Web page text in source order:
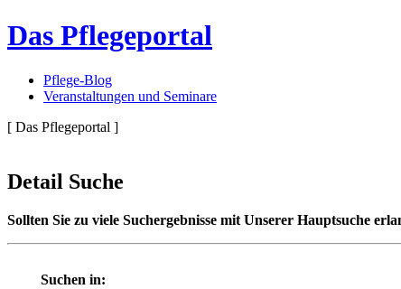
Das Pflegeportal
Pflege-Blog
Veranstaltungen und Seminare
[ Das Pflegeportal ]
Detail Suche
Sollten Sie zu viele Suchergebnisse mit Unserer Hauptsuche
Suchen in: